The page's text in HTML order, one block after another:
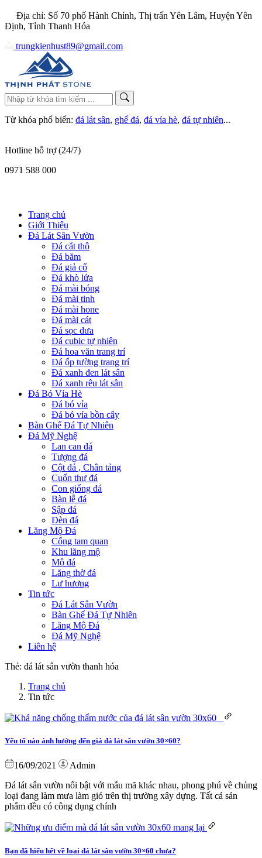
Địa chỉ: Số 70 phố Hành Chính, Thị trấn Yên Lâm, Huyện Yên
Định, Tỉnh Thanh Hóa
trungkienhust89@gmail.com
Từ khóa phổ biến: đá lát sân, ghế đá, đá vỉa hè, đá tự nhiên...
Hotline hỗ trợ (24/7)
0971 588 000
Trang chủ
Giới Thiệu
Đá Lát Sân Vườn
Đá cắt thô
Đá băm
Đá giả cổ
Đá khò lửa
Đá mài bóng
Đá mài tinh
Đá mài hone
Đá mài cát
Đá sọc dưa
Đá cubic tự nhiên
Đá hoa văn trang trí
Đá ốp tường trang trí
Đá xanh đen lát sân
Đá xanh rêu lát sân
Đá Bó Vỉa Hè
Đá bó vỉa
Đá bó vỉa bồn cây
Bàn Ghế Đá Tự Nhiên
Đá Mỹ Nghệ
Lan can đá
Tượng đá
Cột đá , Chân tảng
Cuốn thư đá
Con giống đá
Bàn lễ đá
Sập đá
Đèn đá
Lăng Mộ Đá
Cổng tam quan
Khu lăng mộ
Mộ đá
Lăng thờ đá
Lư hương
Tin tức
Đá Lát Sân Vườn
Bàn Ghế Đá Tự Nhiên
Lăng Mộ Đá
Đá Mỹ Nghệ
Liên hệ
Thẻ: đá lát sân vườn thanh hóa
Trang chủ
Tin tức
Yếu tố nào ảnh hưởng đến giá đá lát sân vườn 30×60?
16/09/2021
Admin
Đá lát sân vườn nổi bật với mẫu mã khác nhau, phong phú về chủng
loại đang làm mưa làm gió trên thị trường xây dựng. Tất cả sản
phẩm đều có công dụng chính
Bạn đã hiểu hết về loại đá lát sân vườn 30×60 chưa?